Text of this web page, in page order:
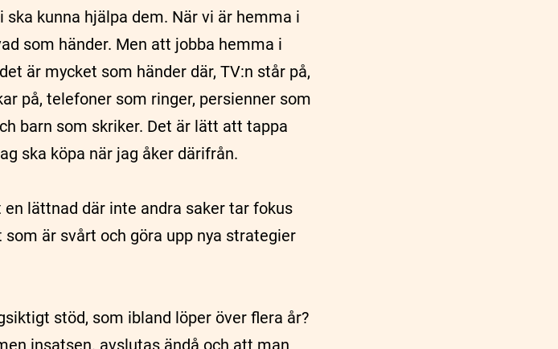
kunna hjälpa dem. När vi är hemma i
som händer. Men att jobba hemma i
är mycket som händer där, TV:n står på,
på, telefoner som ringer, persienner som
barn som skriker. Det är lätt att tappa
ska köpa när jag åker därifrån.
lättnad där inte andra saker tar fokus
är svårt och göra upp nya strategier
stöd, som ibland löper över flera år?
insatsen. avslutas ändå och att man